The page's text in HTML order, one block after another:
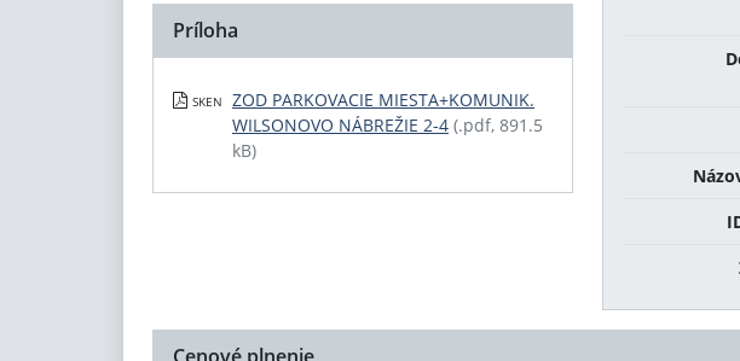
Príloha
SKEN
ZOD PARKOVACIE MIESTA+KOMUNIK.
WILSONOVO NÁBREŽIE 2-4 (.pdf, 891.5
kB)